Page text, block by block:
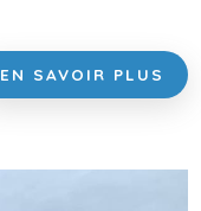
EN SAVOIR PLUS